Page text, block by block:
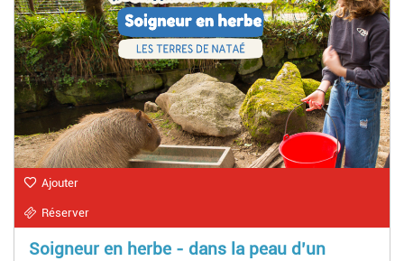
Ajouter
Réserver
Soigneur en herbe - dans la peau d’un